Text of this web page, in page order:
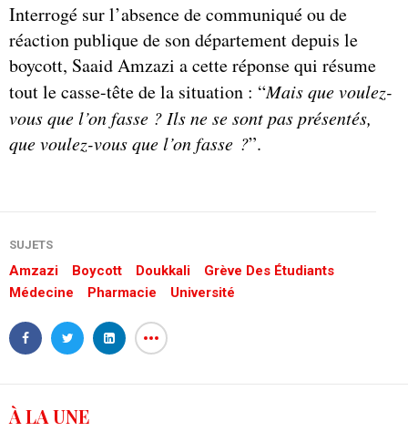
Interrogé sur l’absence de communiqué ou de
réaction publique de son département depuis le
boycott, Saaid Amzazi a cette réponse qui résume
tout le casse-tête de la situation : “Mais que voulez-
vous que l’on fasse ? Ils ne se sont pas présentés,
que voulez-vous que l’on fasse ?”.
SUJETS
Amzazi Boycott Doukkali
Grève Des Étudiants
Médecine
Pharmacie Université
À LA UNE